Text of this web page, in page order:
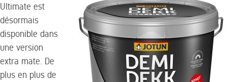
Ultimate est
désormais
disponible dans
une version
extra mate. De
plus en plus de